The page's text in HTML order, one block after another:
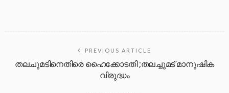
PREVIOUS ARTICLE
തലചുമടിനെതിരെ ഹൈക്കോടതി ;തലച്ചുമട് മാനുഷിക
വിരുദ്ധം